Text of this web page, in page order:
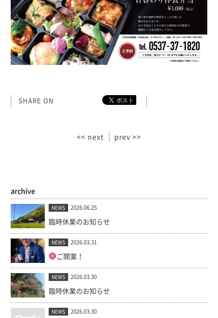
SHARE ON
<< next prev >>
archive
NEWS 2026.06.25
臨時休業のお知らせ
NEWS 2026.03.31
ご開業！
NEWS 2026.03.30
臨時休業のお知らせ
NEWS 2026.03.30